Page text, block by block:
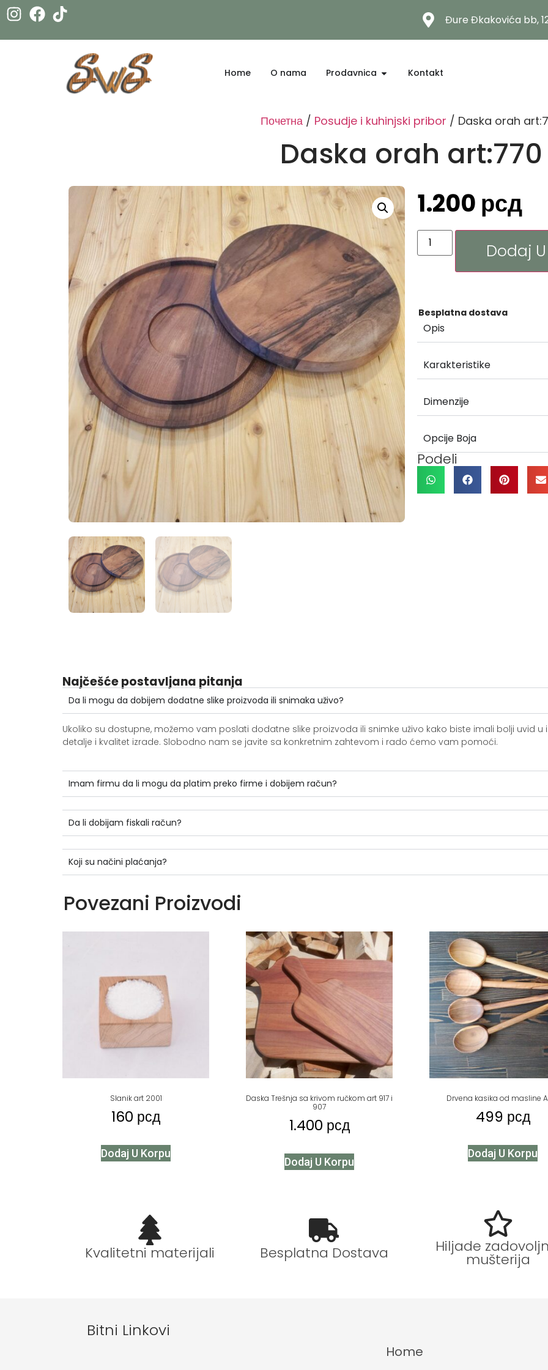
Đure Đkakovića bb,
Home O nama Prodavnica Kontakt
Почетна/ Posudje i kuhinjski pribor / Daska orah
Daska orah art:770
1.200 рсд
Dodaj
Besplatna dostava
Opis
Karakteristike
Dimenzije
Opcije Boja
Podeli
Najčešće postavljana pitanja
Da li mogu da dobijem dodatne slike proizvoda ili snimaka uživo?
Ukoliko su dostupne, možemo vam poslati dodatne slike proizvoda ili snimke uživo kako biste imali bolji uvid u
detalje i kvalitet izrade. Slobodno nam se javite sa konkretnim zahtevom i rado ćemo vam pomoći.
Imam firmu da li mogu da platim preko firme i dobijem račun?
Da li dobijam fiskali račun?
Koji su načini plaćanja?
Povezani Proizvodi
Slanik art 2001
160 рсд
Dodaj U Korpu
Daska Trešnja sa krivom ručkom art 917 i
907
1.400 рсд
Dodaj U Korpu
Drvena kasika od masline
499 рсд
Dodaj U Korpu
Kvalitetni materijali Besplatna Dostava Hiljade
mušterija
Bitni Linkovi
Home